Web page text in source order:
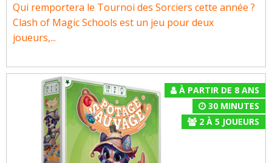
Qui remportera le Tournoi des Sorciers cette année ?
Clash of Magic Schools est un jeu pour deux
joueurs,...
À PARTIR DE 8 ANS
30 MINUTES
2À 5 JOUEURS